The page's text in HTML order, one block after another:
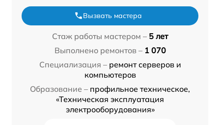
Вызвать мастера
Стаж работы мастером – 5 лет
Выполнено ремонтов – 1 070
Специализация – ремонт серверов и
компьютеров
Образование – профильное техническое,
«Техническая эксплуатация
электрооборудования»